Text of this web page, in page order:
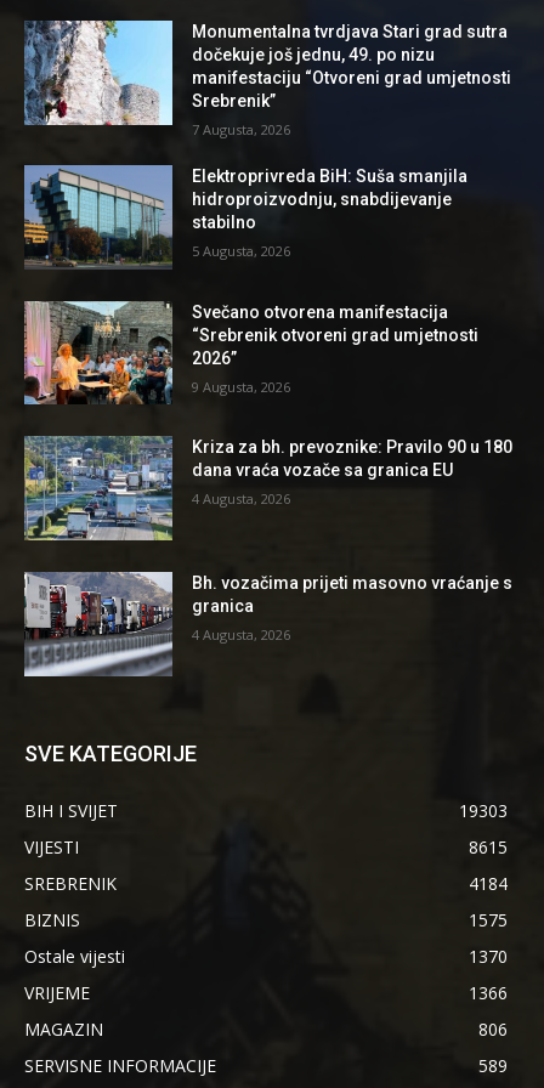
Monumentalna tvrdjava Stari grad sutra
dočekuje još jednu, 49. po nizu
manifestaciju “Otvoreni grad umjetnosti
Srebrenik”
7 Augusta, 2026
Elektroprivreda BiH: Suša smanjila
hidroproizvodnju, snabdijevanje
stabilno
5 Augusta, 2026
Svečano otvorena manifestacija
“Srebrenik otvoreni grad umjetnosti
2026”
9 Augusta, 2026
Kriza za bh. prevoznike: Pravilo 90 u 180
dana vraća vozače sa granica EU
4 Augusta, 2026
Bh. vozačima prijeti masovno vraćanje s
granica
4 Augusta, 2026
SVE KATEGORIJE
BIH I SVIJET
19303
VIJESTI
8615
SREBRENIK
4184
BIZNIS
1575
Ostale vijesti
1370
VRIJEME
1366
MAGAZIN
806
SERVISNE INFORMACIJE
589